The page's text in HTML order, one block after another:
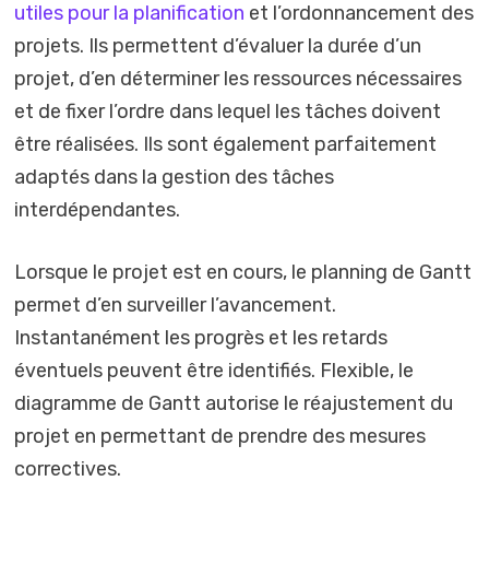
utiles pour la planification et l’ordonnancement des
projets. Ils permettent d’évaluer la durée d’un
projet, d’en déterminer les ressources nécessaires
et de fixer l’ordre dans lequel les tâches doivent
être réalisées. Ils sont également parfaitement
adaptés dans la gestion des tâches
interdépendantes.
Lorsque le projet est en cours, le planning de Gantt
permet d’en surveiller l’avancement.
Instantanément les progrès et les retards
éventuels peuvent être identifiés. Flexible, le
diagramme de Gantt autorise le réajustement du
projet en permettant de prendre des mesures
correctives.